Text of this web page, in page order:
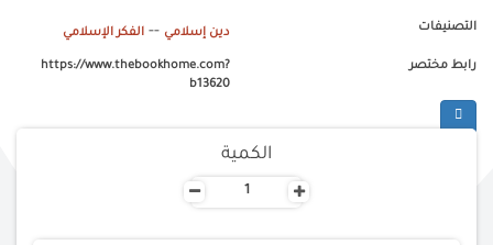
التصنيفات دين إسلامي -- الفكر الإسلامي
رابط مختصر
https://www.thebookhome.com?
b13620
الكمية
- +